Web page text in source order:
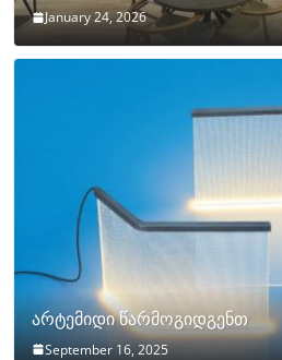
January 24, 2026
არტემიდი წარმოგიდგენთ
September 16, 2025